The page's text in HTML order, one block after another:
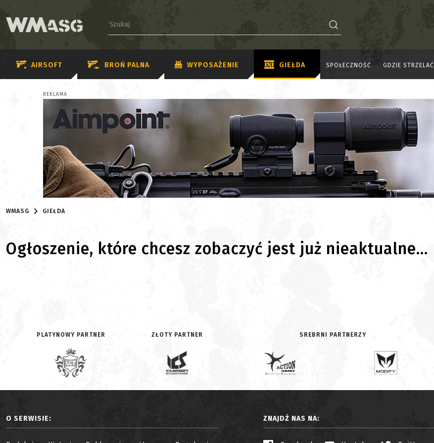
AIRSOFT BROŃ PALNA WYPOSAŻENIE GIEŁDA SPOŁECZNOŚĆ GDZIE STRZELAĆ
REKLAMA
WMASG GIEŁDA
Ogłoszenie, które chcesz zobaczyć jest już nieaktualne...
PLATYNOWY PARTNER ZŁOTY PARTNER SREBRNI PARTNERZY
O SERWISIE: ZNAJDŹ NAS NA: